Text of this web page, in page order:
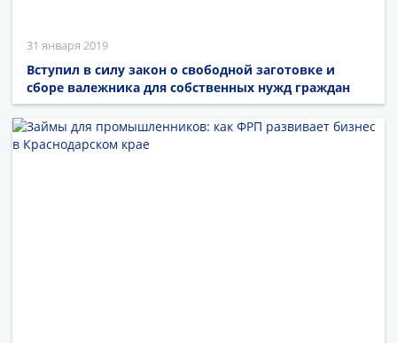
31 января 2019
Вступил в силу закон о свободной заготовке и
сборе валежника для собственных нужд граждан